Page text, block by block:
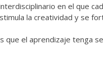
en el que
la creatividad y se
que el aprendizaje tenga